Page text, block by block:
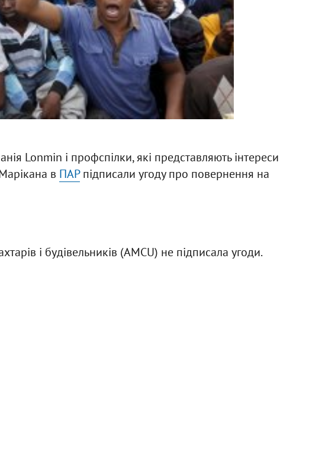
Lonmin і профспілки, які представляють інтереси
в ПАРпідписали угоду про повернення на
і будівельників (AMCU) не підписала угоди.